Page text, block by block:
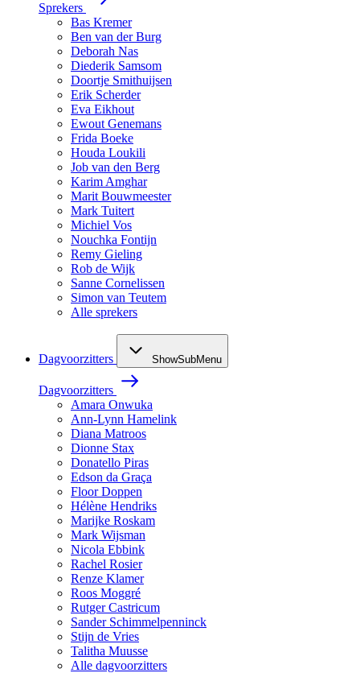
Sprekers
Bas Kremer
Ben van der Burg
Deborah Nas
Diederik Samsom
Doortje Smithuijsen
Erik Scherder
Eva Eikhout
Ewout Genemans
Frida Boeke
Houda Loukili
Job van den Berg
Karim Amghar
Marit Bouwmeester
Mark Tuitert
Michiel Vos
Nouchka Fontijn
Remy Gieling
Rob de Wijk
Sanne Cornelissen
Simon van Teutem
Alle sprekers
Dagvoorzitters ShowSubMenu
Dagvoorzitters
Amara Onwuka
Ann-Lynn Hamelink
Diana Matroos
Dionne Stax
Donatello Piras
Edson da Graça
Floor Doppen
Hélène Hendriks
Marijke Roskam
Mark Wijsman
Nicola Ebbink
Rachel Rosier
Renze Klamer
Roos Moggré
Rutger Castricum
Sander Schimmelpenninck
Stijn de Vries
Talitha Muusse
Alle dagvoorzitters